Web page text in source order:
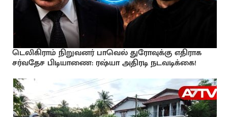
டெலிகிராம் நிறுவனர் பாவெல் துரோவுக்கு எதிராக
சர்வதேச பிடியாணை: ரஷ்யா அதிரடி நடவடிக்கை!